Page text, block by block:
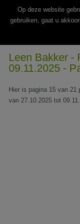
Wekelijks nieuwe folders van
Leen Bakker -
09.11.2025 -
Hier is pagina 15 van 21
van 27.10.2025 tot
Op deze website
gebruiken, gaat u